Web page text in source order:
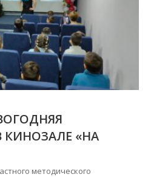
«НА
методического